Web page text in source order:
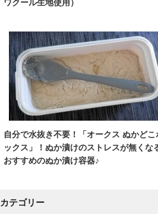
ワクール生地使用）
自分で水抜き不要！「オークス ぬかどこ
ックス」！ぬか漬けのストレスが無くな
おすすめのぬか漬け容器♪
カテゴリー